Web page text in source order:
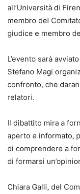
all’Università di
membro del
giudice e membro
L’evento sarà
Stefano Magi
confronto, che
relatori.
Il dibattito mira a
aperto e informato,
di comprendere a
di formarsi
Chiara Galli, del